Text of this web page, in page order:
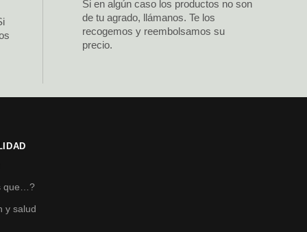
Si en algún caso los productos no son
de tu agrado, llámanos. Te los
recogemos y reembolsamos su
precio.
que…?
y salud